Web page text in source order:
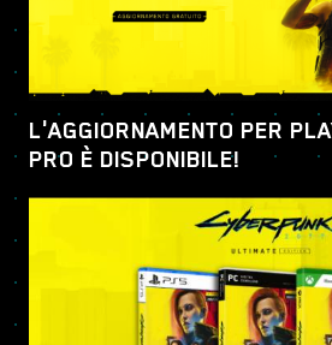
L'AGGIORNAMENTO PER
PRO È DISPONIBILE!